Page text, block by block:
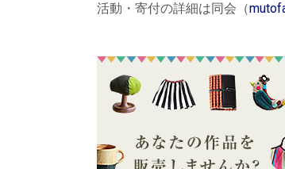
活動・寄付の詳細は同会（